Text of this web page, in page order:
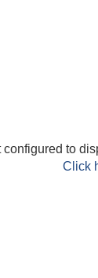
configured to
Click